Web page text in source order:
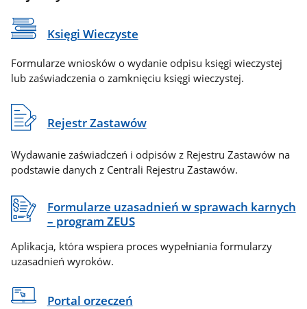
Księgi Wieczyste
Formularze wniosków o wydanie odpisu księgi wieczystej
lub zaświadczenia o zamknięciu księgi wieczystej.
Rejestr Zastawów
Wydawanie zaświadczeń i odpisów z Rejestru Zastawów na
podstawie danych z Centrali Rejestru Zastawów.
Formularze uzasadnień w sprawach karnych
– program ZEUS
Aplikacja, która wspiera proces wypełniania formularzy
uzasadnień wyroków.
Portal orzeczeń